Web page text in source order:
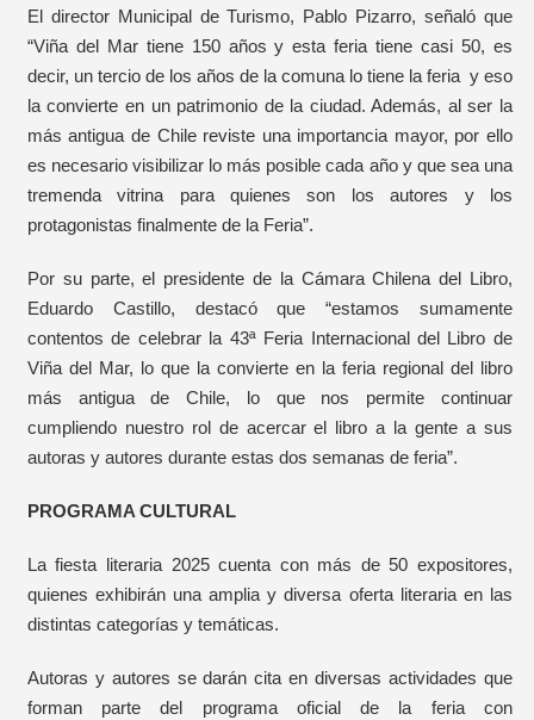
El director Municipal de Turismo, Pablo Pizarro, señaló que
“Viña del Mar tiene 150 años y esta feria tiene casi 50, es
decir, un tercio de los años de la comuna lo tiene la feria y eso
la convierte en un patrimonio de la ciudad. Además, al ser la
más antigua de Chile reviste una importancia mayor, por ello
es necesario visibilizar lo más posible cada año y que sea una
tremenda vitrina para quienes son los autores y los
protagonistas finalmente de la Feria”.
Por su parte, el presidente de la Cámara Chilena del Libro,
Eduardo Castillo, destacó que “estamos sumamente
contentos de celebrar la 43ª Feria Internacional del Libro de
Viña del Mar, lo que la convierte en la feria regional del libro
más antigua de Chile, lo que nos permite continuar
cumpliendo nuestro rol de acercar el libro a la gente a sus
autoras y autores durante estas dos semanas de feria”.
PROGRAMA CULTURAL
La fiesta literaria 2025 cuenta con más de 50 expositores,
quienes exhibirán una amplia y diversa oferta literaria en las
distintas categorías y temáticas.
Autoras y autores se darán cita en diversas actividades que
forman parte del programa oficial de la feria con